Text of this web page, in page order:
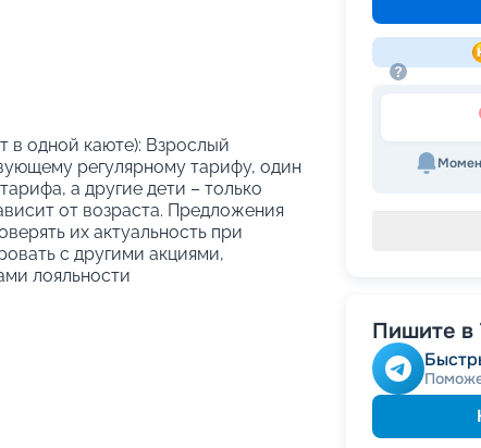
в одной каюте): Взрослый
регулярному тарифу, один
а другие дети – только
от возраста. Предложения
их актуальность при
с другими акциями,
лояльности
Пишите в